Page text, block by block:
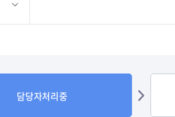
담당자처리중